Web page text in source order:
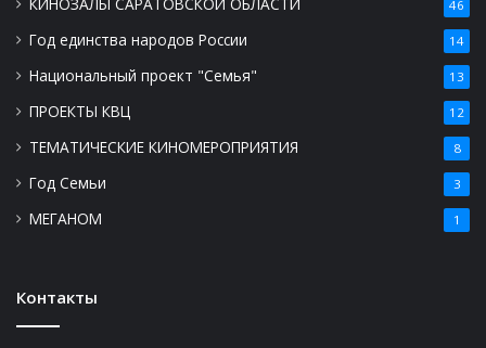
46
Год единства народов России 14
Национальный проект "Семья" 13
ПРОЕКТЫ КВЦ 12
ТЕМАТИЧЕСКИЕ КИНОМЕРОПРИЯТИЯ 8
Год Семьи 3
МЕГАНОМ 1
Контакты